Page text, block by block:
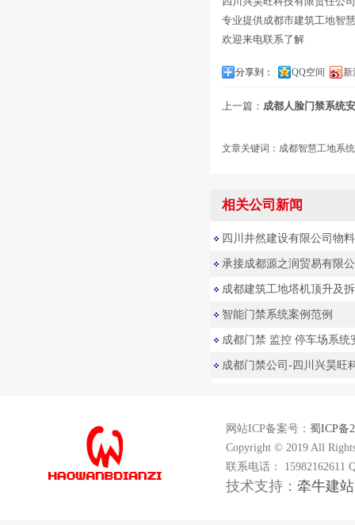
专业提供成都市建筑工地智
欢迎来电联系了解
分享到： QQ空间 新
上一篇： 成都人脸门禁系统
文章关键词：成都智慧工地系
相关公司新闻
四川井然建设有限公司物
承接成都源之润贸易有限
成都建筑工地塔机顶升及
智能门禁系统案例范例
成都门禁 监控 停车场系
成都门禁公司-四川兴昊旺
网站ICP备案号： 蜀ICP备
Copyright © 2019 All
联系电话： 15982162611
技术支持： 牵牛建站